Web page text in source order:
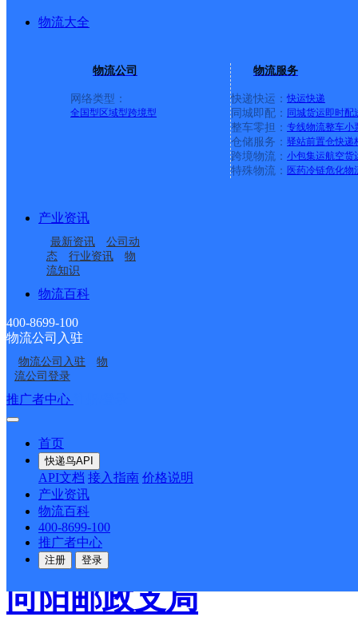
物流大全
物流公司
网络类型：
全国型 区域型跨境型
物流服务
快递快运： 快运快递
同城即配： 同城货运即时配
整车零担： 专线物流整车小
仓储服务： 驿站前置仓快递
跨境物流： 小包集运航空货
特殊物流： 医药冷链危化物
产业资讯
最新资讯
公司动
态
行业资讯
物
流知识
物流百科
400-8699-100
物流公司入驻
物流公司入驻
物
流公司登录
推广者中心
首页
快递鸟API
API文档 接入指南 价格说明
产业资讯
物流百科
400-8699-100
推广者中心
注册 登录
向阳路邮政所
邮政国内 更多号码地址
邮政国内 更多号码
镇邮政局一楼
派送范围:-
普阳邮政支局
邮政国内
农场
派送范围:-
向阳邮政支局